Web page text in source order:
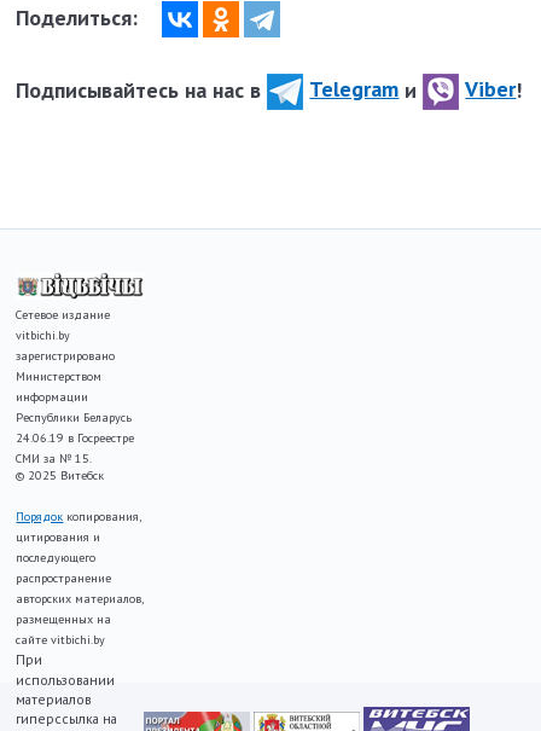
Поделиться:
Подписывайтесь на нас в Telegram и Viber!
Сетевое издание
vitbichi.by
зарегистрировано
Министерством
информации
Республики Беларусь
24.06.19 в Госреестре
СМИ за № 15.
© 2025 Витебск
Порядок копирования,
цитирования и
последующего
распространение
авторских материалов,
размещенных на
сайте vitbichi.by
При
использовании
материалов
гиперссылка на